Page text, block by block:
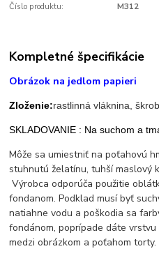
Číslo produktu: M312
Kompletné špecifikácie
Obrázok na jedlom papieri
Zloženie:rastlinná vláknina,
SKLADOVANIE : Na suchom a
Môže sa umiestniť na poťahovú
stuhnutú želatínu, tuhší maslový
Výrobca odporúča použitie
fondanom. Podklad musí byť
natiahne vodu a poškodia sa
fondánom, poprípade dáte
medzi obrázkom a poťahom torty.